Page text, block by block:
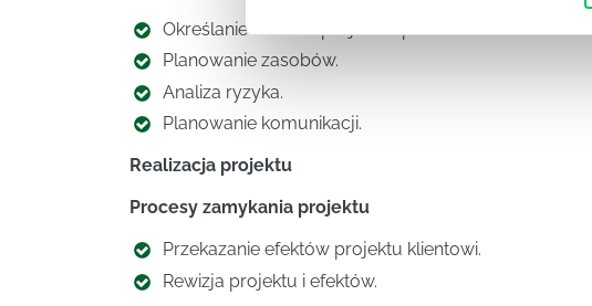
Określanie zakresu projektu i produktów.
Planowanie zasobów.
Analiza ryzyka.
Planowanie komunikacji.
Realizacja projektu
Procesy zamykania projektu
Przekazanie efektów projektu klientowi.
Rewizja projektu i efektów.